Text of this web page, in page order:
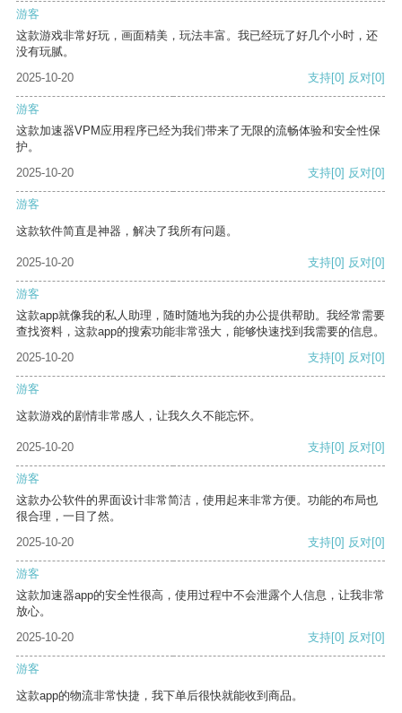
游客
这款游戏非常好玩，画面精美，玩法丰富。我已经玩了好几个小时，还
没有玩腻。
2025-10-20
支持[0] 反对[0]
游客
这款加速器VPM应用程序已经为我们带来了无限的流畅体验和安全性保
护。
2025-10-20
支持[0] 反对[0]
游客
这款软件简直是神器，解决了我所有问题。
2025-10-20 支持[0] 反对[0]
游客
这款app就像我的私人助理，随时随地为我的办公提供帮助。我经常需要
查找资料，这款app的搜索功能非常强大，能够快速找到我需要的信息。
2025-10-20
支持[0] 反对[0]
游客
这款游戏的剧情非常感人，让我久久不能忘怀。
2025-10-20 支持[0] 反对[0]
游客
这款办公软件的界面设计非常简洁，使用起来非常方便。功能的布局也
很合理，一目了然。
2025-10-20
支持[0] 反对[0]
游客
这款加速器app的安全性很高，使用过程中不会泄露个人信息，让我非常
放心。
2025-10-20
支持[0] 反对[0]
游客
这款app的物流非常快捷，我下单后很快就能收到商品。